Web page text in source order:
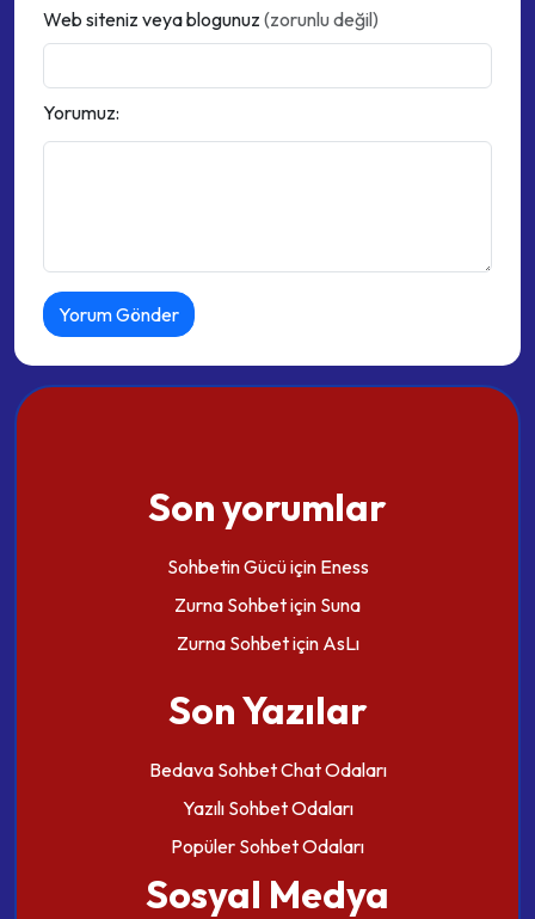
Web siteniz veya blogunuz (zorunlu değil)
Yorumuz:
Son yorumlar
Sohbetin Gücüiçin Eness
Zurna Sohbetiçin Suna
Zurna Sohbetiçin AsLı
Son Yazılar
Bedava Sohbet Chat Odaları
Yazılı Sohbet Odaları
Popüler Sohbet Odaları
Sosyal Medya